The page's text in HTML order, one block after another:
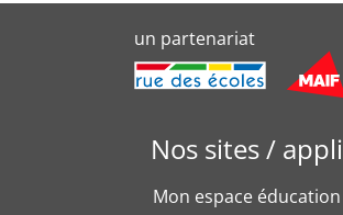
un partenariat
Nos sites / appli
Mon espace éducation